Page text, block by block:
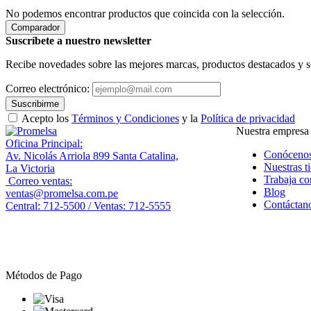
No podemos encontrar productos que coincida con la selección.
Comparador
Suscríbete a nuestro newsletter
Recibe novedades sobre las mejores marcas, productos destacados y
Correo electrónico:
Suscribirme
Acepto los Términos y Condiciones y la Política de privacidad
Oficina Principal:
Av. Nicolás Arriola 899 Santa Catalina,
La Victoria
Correo ventas:
ventas@promelsa.com.pe
Central: 712-5500 / Ventas: 712-5555
Nuestra empresa
Nuestras
Trabaja
Blog
Métodos de Pago